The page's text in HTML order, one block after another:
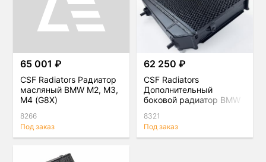
65 001 ₽
CSF Radiators Радиатор
масляный BMW M2, M3,
M4 (G8X)
8266
Под заказ
62 250 ₽
CSF Radiators
Дополнительный
боковой радиатор BMW
8321
Под заказ